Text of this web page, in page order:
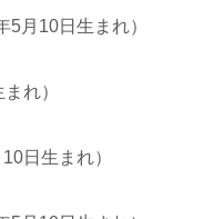
5月10日生まれ）
れ）
日生まれ）